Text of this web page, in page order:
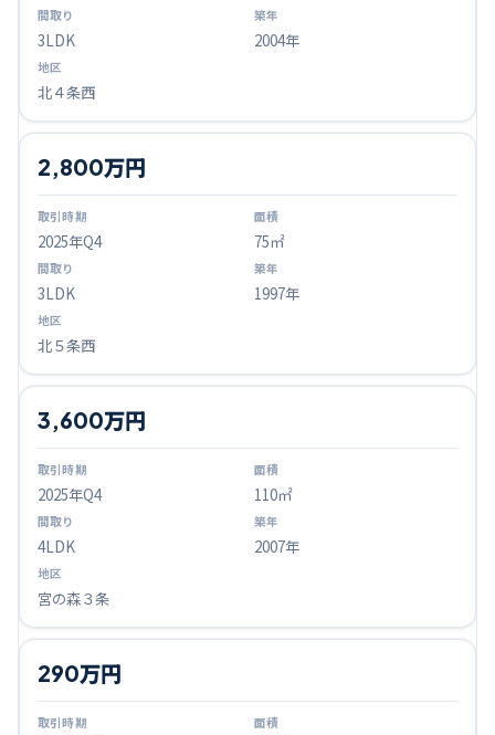
3LDK 2004年
北４条西
2025年Q4
2,800万円
75㎡
3LDK 1997年
北５条西
2025年Q4
3,600万円
110㎡
4LDK 2007年
宮の森３条
290万円